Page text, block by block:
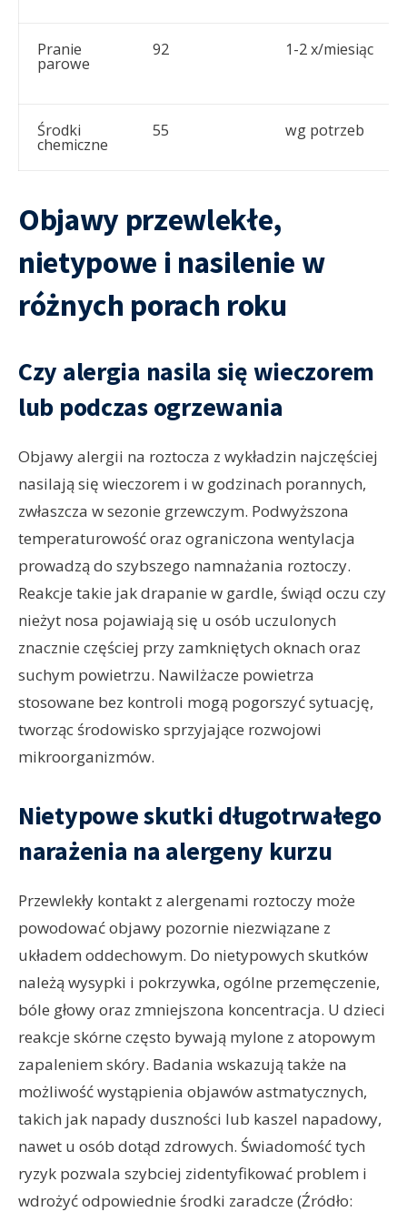
Pranie
parowe
92 1-2 x/miesiąc
Środki
chemiczne
55 wg potrzeb
Objawy przewlekłe,
nietypowe i nasilenie w
różnych porach roku
Czy alergia nasila się wieczorem
lub podczas ogrzewania
Objawy alergii na roztocza z wykładzin najczęściej
nasilają się wieczorem i w godzinach porannych,
zwłaszcza w sezonie grzewczym. Podwyższona
temperaturowość oraz ograniczona wentylacja
prowadzą do szybszego namnażania roztoczy.
Reakcje takie jak drapanie w gardle, świąd oczu czy
nieżyt nosa pojawiają się u osób uczulonych
znacznie częściej przy zamkniętych oknach oraz
suchym powietrzu. Nawilżacze powietrza
stosowane bez kontroli mogą pogorszyć sytuację,
tworząc środowisko sprzyjające rozwojowi
mikroorganizmów.
Nietypowe skutki długotrwałego
narażenia na alergeny kurzu
Przewlekły kontakt z alergenami roztoczy może
powodować objawy pozornie niezwiązane z
układem oddechowym. Do nietypowych skutków
należą wysypki i pokrzywka, ogólne przemęczenie,
bóle głowy oraz zmniejszona koncentracja. U dzieci
reakcje skórne często bywają mylone z atopowym
zapaleniem skóry. Badania wskazują także na
możliwość wystąpienia objawów astmatycznych,
takich jak napady duszności lub kaszel napadowy,
nawet u osób dotąd zdrowych. Świadomość tych
ryzyk pozwala szybciej zidentyfikować problem i
wdrożyć odpowiednie środki zaradcze (Źródło: